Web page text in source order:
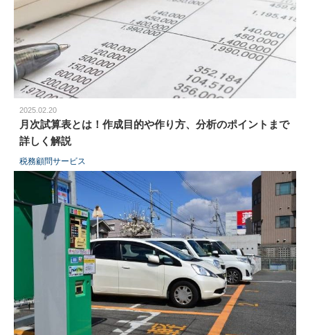
2025.02.20
月次試算表とは！作成目的や作り方、分析のポイントまで
詳しく解説
税務顧問サービス